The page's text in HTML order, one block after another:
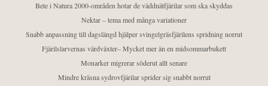
Bete i Natura 2000-områden hotar de väddnätfjärilar som ska skyddas
Nektar – tema med många variationer
Snabb anpassning till dagslängd hjälper svingelgräsfjärilens spridning norrut
Fjärilslarvernas värdväxter– Mycket mer än en midsommarbukett
Monarker migrerar söderut allt senare
Mindre kräsna sydrovfjärilar sprider sig snabbt norrut